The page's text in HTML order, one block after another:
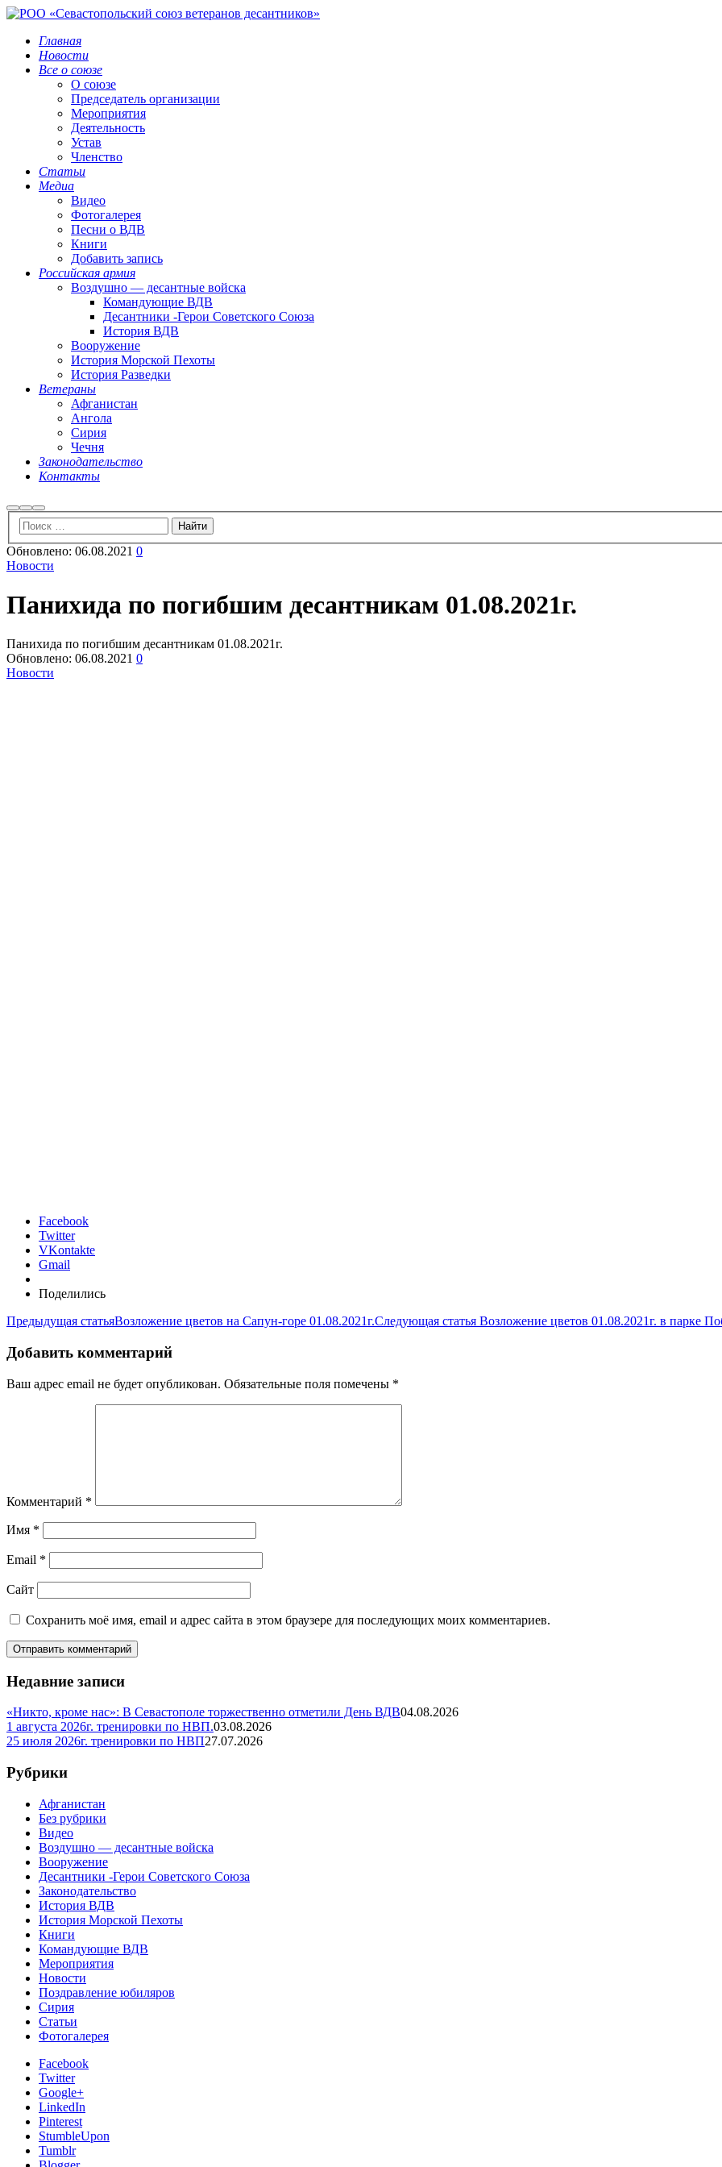
Главная
Новости
Все о союзе
О союзе
Председатель организации
Мероприятия
Деятельность
Устав
Членство
Статьи
Медиа
Видео
Фотогалерея
Песни о ВДВ
Книги
Добавить запись
Российская армия
Воздушно — десантные войска
Командующие ВДВ
Десантники -Герои Советского Союза
История ВДВ
Вооружение
История Морской Пехоты
История Разведки
Ветераны
Афганистан
Ангола
Сирия
Чечня
Законодательство
Контакты
НайтиБольше
информации
Главное
меню
Обновлено: 06.08.2021 0
Новости
Панихида по погибшим десантникам 01.08.2021г.
Панихида по погибшим десантникам 01.08.2021г.
Обновлено: 06.08.2021 0
Новости
Facebook
Twitter
VKontakte
Gmail
Поделились
Предыдущая статьяВозложение цветов на Сапун-горе 01.08.2021г.Следующая статья Возложение цветов 01.08.2021г. в парке
Добавить комментарий
Ваш адрес email не будет опубликован. Обязательные поля помечены *
Комментарий *
Имя *
Email *
Сайт
Сохранить моё имя, email и адрес сайта в этом браузере для последующих моих комментариев.
Недавние записи
«Никто, кроме нас»: В Севастополе торжественно отметили День ВДВ04.08.2026
1 августа 2026г. тренировки по НВП.03.08.2026
25 июля 2026г. тренировки по НВП27.07.2026
Рубрики
Афганистан
Без рубрики
Видео
Воздушно — десантные войска
Вооружение
Десантники -Герои Советского Союза
Законодательство
История ВДВ
История Морской Пехоты
Книги
Командующие ВДВ
Мероприятия
Новости
Поздравление юбиляров
Сирия
Статьи
Фотогалерея
Facebook
Twitter
Google+
LinkedIn
Pinterest
StumbleUpon
Tumblr